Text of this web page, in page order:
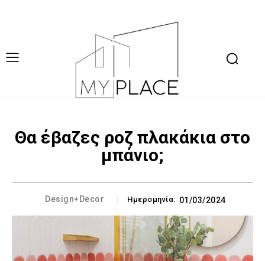
Θα έβαζες ροζ πλακάκια στο
μπάνιο;
Design+Decor Ημερομηνία: 01/03/2024